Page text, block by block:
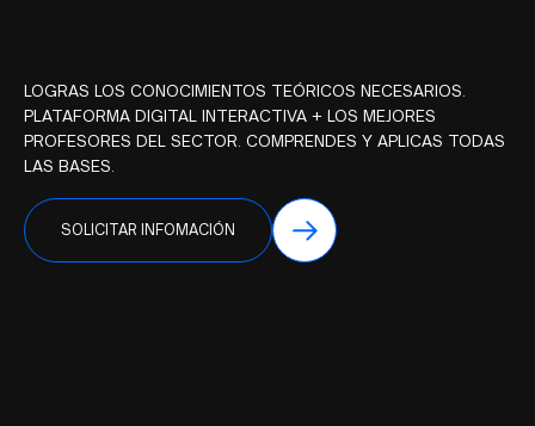
LOGRAS LOS CONOCIMIENTOS TEÓRICOS NECESARIOS.
PLATAFORMA DIGITAL INTERACTIVA + LOS MEJORES
PROFESORES DEL SECTOR. COMPRENDES Y APLICAS TODAS
LAS BASES.
SOLICITAR INFOMACIÓN